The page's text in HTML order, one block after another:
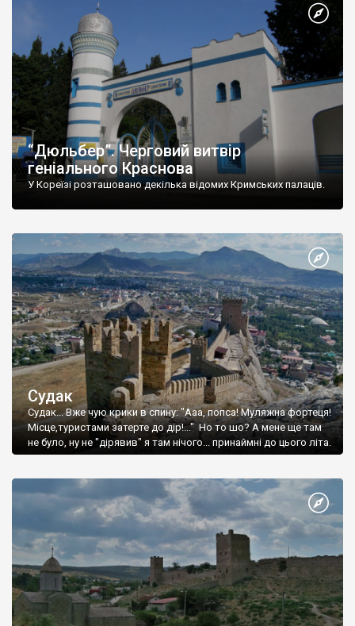
“Дюльбер”. Черговий витвір
геніального Краснова
У Кореїзі розташовано декілька відомих Кримських палаців.
Судак
Судак... Вже чую крики в спину: "Ааа, попса! Муляжна фортеця!
Місце,туристами затерте до дір!..." Но то шо? А мене ще там
не було, ну не "дірявив" я там нічого... принаймні до цього літа.